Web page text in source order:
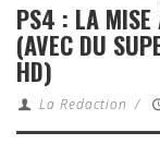
PS4 : LA MISE
(AVEC DU
HD)
La Redaction /